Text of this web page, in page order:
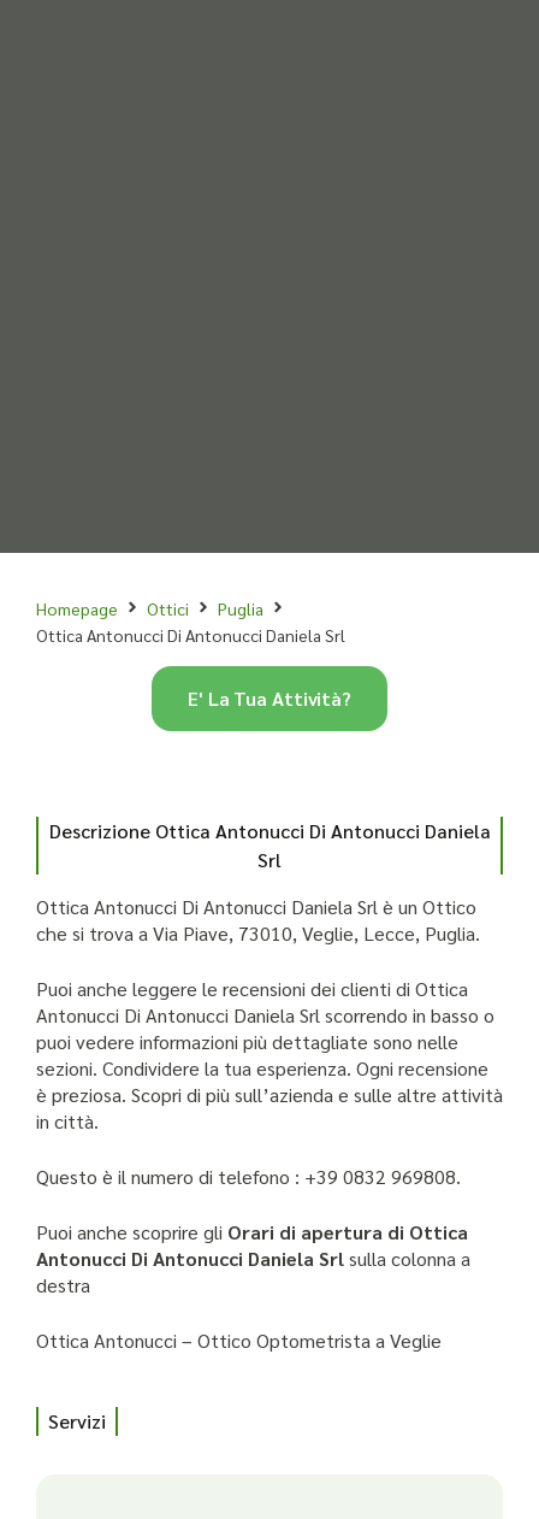
Homepage Ottici
Puglia
Ottica Antonucci Di Antonucci Daniela Srl
Descrizione Ottica Antonucci Di Antonucci Daniela
Srl
Ottica Antonucci Di Antonucci Daniela Srl è un Ottico
che si trova a Via Piave, 73010, Veglie, Lecce, Puglia.
Puoi anche leggere le recensioni dei clienti di Ottica
Antonucci Di Antonucci Daniela Srl scorrendo in basso o
puoi vedere informazioni più dettagliate sono nelle
sezioni. Condividere la tua esperienza. Ogni recensione
è preziosa. Scopri di più sull’azienda e sulle altre attività
in città.
Questo è il numero di telefono : +39 0832 969808.
Puoi anche scoprire gli Orari di apertura di Ottica
Antonucci Di Antonucci Daniela Srlsulla colonna a
destra
Ottica Antonucci – Ottico Optometrista a Veglie
Servizi
E' La Tua Attività?